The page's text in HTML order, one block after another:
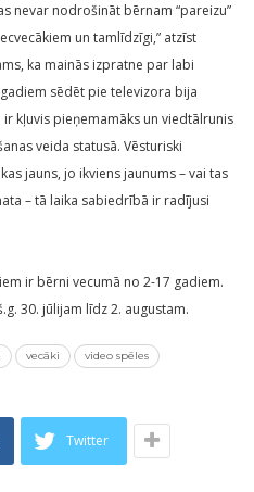
nevar nodrošināt bērnam “pareizu”
un tamlīdzīgi,” atzīst
ka mainās izpratne par labi
sēdēt pie televizora bija
kļuvis pieņemamāks un viedtālrunis
veida statusā. Vēsturiski
jauns, jo ikviens jaunums – vai tas
– tā laika sabiedrībā ir radījusi
ir bērni vecumā no 2-17 gadiem.
30. jūlijam līdz 2. augustam.
vecāki
video spēles
Twitter